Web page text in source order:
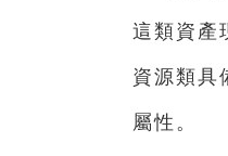
這類資產
資源類具
屬性。